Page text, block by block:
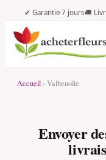
✔ Garantie 7 jours🚚
Accueil › Valbenoîte
Envoyer